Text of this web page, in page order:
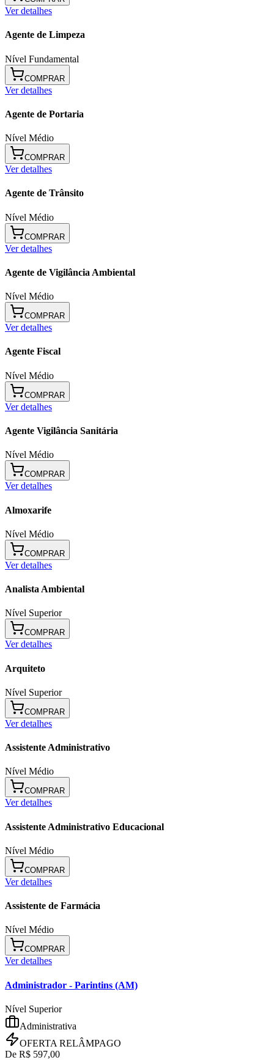
Ver detalhes
Agente de Limpeza
Nível Fundamental
COMPRAR
Ver detalhes
Agente de Portaria
Nível Médio
COMPRAR
Ver detalhes
Agente de Trânsito
Nível Médio
COMPRAR
Ver detalhes
Agente de Vigilância Ambiental
Nível Médio
COMPRAR
Ver detalhes
Agente Fiscal
Nível Médio
COMPRAR
Ver detalhes
Agente Vigilância Sanitária
Nível Médio
COMPRAR
Ver detalhes
Almoxarife
Nível Médio
COMPRAR
Ver detalhes
Analista Ambiental
Nível Superior
COMPRAR
Ver detalhes
Arquiteto
Nível Superior
COMPRAR
Ver detalhes
Assistente Administrativo
Nível Médio
COMPRAR
Ver detalhes
Assistente Administrativo Educacional
Nível Médio
COMPRAR
Ver detalhes
Assistente de Farmácia
Nível Médio
COMPRAR
Ver detalhes
Administrador - Parintins (AM)
Nível Superior
Administrativa
OFERTA RELÂMPAGO
De R$ 597,00